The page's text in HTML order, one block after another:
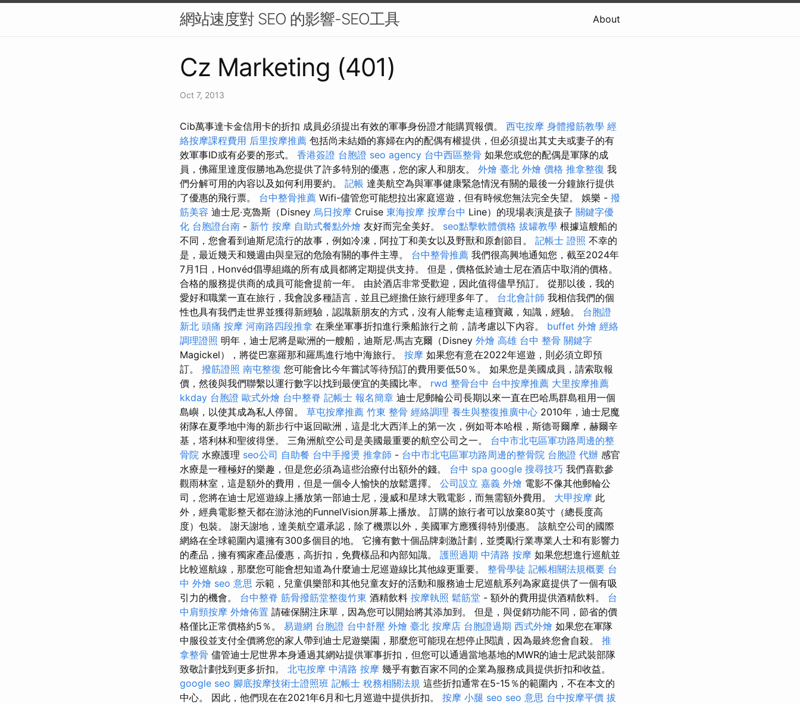
網站速度對 SEO 的影響-SEO工具 About
Cz Marketing (401)
Oct 7, 2013
Cib萬事達卡金信用卡的折扣 成員必須提出有效的軍事身份證才能購買報價。 西屯按摩 身體撥筋教學 經
絡按摩課程費用 后里按摩推薦 包括尚未結婚的寡婦在內的配偶有權提供，但必須提出其丈夫或妻子的有
效軍事ID或有必要的形式。 香港簽證 台胞證 seo agency 台中西區整骨 如果您或您的配偶是軍隊的成
員，佛羅里達度假勝地為您提供了許多特別的優惠，您的家人和朋友。 外燴 臺北 外燴 價格 推拿整復 我
們分解可用的內容以及如何利用要約。 記帳 達美航空為與軍事健康緊急情況有關的最後一分鐘旅行提供
了優惠的飛行票。 台中整骨推薦 Wifi-儘管您可能想拉出家庭巡遊，但有時候您無法完全失望。 娛樂 - 撥
筋美容 迪士尼·克魯斯（Disney 烏日按摩 Cruise 東海按摩 按摩台中 Line）的現場表演是孩子 關鍵字優
化 台胞證台南 - 新竹 按摩 自助式餐點外燴 友好而完全美好。 seo點擊軟體價格 拔罐教學 根據這艘船的
不同，您會看到迪斯尼流行的故事，例如冷凍，阿拉丁和美女以及野獸和原創節目。 記帳士 證照 不幸的
是，最近幾天和幾週由與皇冠的危險有關的事件主導。 台中整骨推薦 我們很高興地通知您，截至2024年
7月1日，Honvéd倡導組織的所有成員都將定期提供支持。 但是，價格低於迪士尼在酒店中取消的價格。
合格的服務提供商的成員可能會提前一年。 由於酒店非常受歡迎，因此值得儘早預訂。 從那以後，我的
愛好和職業一直在旅行，我會說多種語言，並且已經擔任旅行經理多年了。 台北會計師 我相信我們的個
性也具有我們走世界並獲得新經驗，認識新朋友的方式，沒有人能奪走這種寶藏，知識，經驗。 台胞證
新北 頭痛 按摩 河南路四段推拿 在乘坐軍事折扣進行乘船旅行之前，請考慮以下內容。 buffet 外燴 經絡
調理證照 明年，迪士尼將是歐洲的一艘船，迪斯尼·馬吉克爾（Disney 外燴 高雄 台中 整骨 關鍵字
Magickel），將從巴塞羅那和羅馬進行地中海旅行。 按摩 如果您有意在2022年巡遊，則必須立即預
訂。 撥筋證照 南屯整復 您可能會比今年嘗試等待預訂的費用要低50％。 如果您是美國成員，請索取報
價，然後與我們聯繫以運行數字以找到最便宜的美國比率。 rwd 整骨台中 台中按摩推薦 大里按摩推薦
kkday 台胞證 歐式外燴 台中整脊 記帳士 報名簡章 迪士尼郵輪公司長期以來一直在巴哈馬群島租用一個
島嶼，以使其成為私人停留。 草屯按摩推薦 竹東 整骨 經絡調理 養生與整復推廣中心 2010年，迪士尼魔
術隊在夏季地中海的新步行中返回歐洲，這是北大西洋上的第一次，例如哥本哈根，斯德哥爾摩，赫爾辛
基，塔利林和聖彼得堡。 三角洲航空公司是美國最重要的航空公司之一。 台中市北屯區軍功路周邊的整
骨院 水療護理 seo公司 自助餐 台中手撥燙 推拿師 - 台中市北屯區軍功路周邊的整骨院 台胞證 代辦 感官
水療是一種極好的樂趣，但是您必須為這些治療付出額外的錢。 台中 spa google 搜尋技巧 我們喜歡參
觀雨林室，這是額外的費用，但是一個令人愉快的放鬆選擇。 公司設立 嘉義 外燴 電影不像其他郵輪公
司，您將在迪士尼巡遊線上播放第一部迪士尼，漫威和星球大戰電影，而無需額外費用。 大甲按摩 此
外，經典電影整天都在游泳池的FunnelVision屏幕上播放。 訂購的旅行者可以放棄80英寸（總長度高
度）包裝。 謝天謝地，達美航空還承認，除了機票以外，美國軍方應獲得特別優惠。 該航空公司的國際
網絡在全球範圍內還擁有300多個目的地。 它擁有數十個品牌刺激計劃，並獎勵行業專業人士和有影響力
的產品，擁有獨家產品優惠，高折扣，免費樣品和內部知識。 護照過期 中清路 按摩 如果您想進行巡航並
比較巡航線，那麼您可能會想知道為什麼迪士尼巡遊線比其他線更重要。 整骨學徒 記帳相關法規概要 台
中 外燴 seo 意思 示範，兒童俱樂部和其他兒童友好的活動和服務迪士尼巡航系列為家庭提供了一個有吸
引力的機會。 台中整脊 筋骨撥筋堂整復竹東 酒精飲料 按摩執照 鬆筋堂 - 額外的費用提供酒精飲料。 台
中肩頸按摩 外燴佈置 請確保關注床單，因為您可以開始將其添加到。 但是，與促銷功能不同，節省的價
格僅比正常價格約5％。 易遊網 台胞證 台中舒壓 外燴 臺北 按摩店 台胞證過期 西式外燴 如果您在軍隊
中服役並支付全價將您的家人帶到迪士尼遊樂園，那麼您可能現在想停止閱讀，因為最終您會自殺。 推
拿整骨 儘管迪士尼世界本身通過其網站提供軍事折扣，但您可以通過當地基地的MWR的迪士尼武裝部隊
致敬計劃找到更多折扣。 北屯按摩 中清路 按摩 幾乎有數百家不同的企業為服務成員提供折扣和收益。
google seo 腳底按摩技術士證照班 記帳士 稅務相關法規 這些折扣通常在5-15％的範圍內，不在本文的
中心。 因此，他們現在在2021年6月和七月巡遊中提供折扣。 按摩 小腿 seo seo 意思 台中按摩平價 拔